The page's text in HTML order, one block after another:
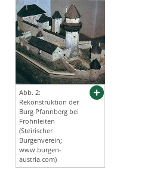
Abb. 2:
Rekonstruktion der
Burg Pfannberg bei
Frohnleiten
(Steirischer
Burgenverein;
www.burgen-
austria.com)